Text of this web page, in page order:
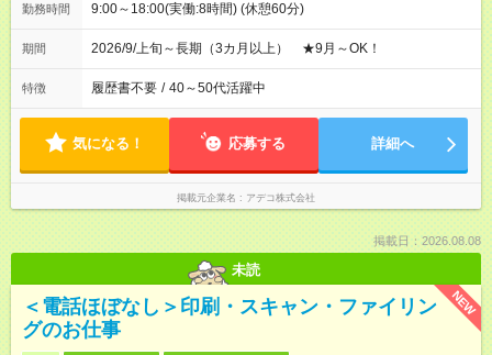
勤務時間 9:00～18:00(実働:8時間) (休憩60分)
期間 2026/9/上旬～長期（3カ月以上） ★9月～OK！
特徴 履歴書不要 / 40～50代活躍中
気になる！ 応募する 詳細へ
掲載元企業名 アデコ株式会社
掲載日：2026.08.08
未読
NEW
＜電話ほぼなし＞印刷・スキャン・ファイリン
グのお仕事